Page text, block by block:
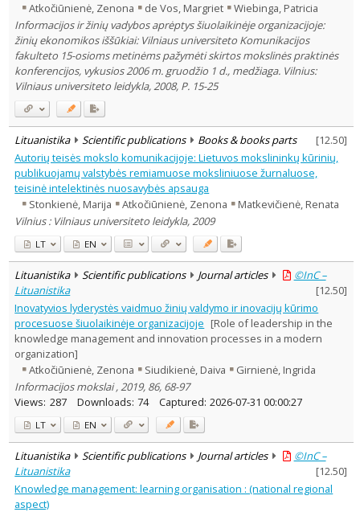
Atkočiūnienė, Zenona
de Vos, Margriet
Wiebinga, Patricia
Informacijos ir žinių vadybos aprėptys šiuolaikinėje organizacijoje:
žinių ekonomikos iššūkiai: Vilniaus universiteto Komunikacijos
fakulteto 15-osioms metinėms pažymėti skirtos mokslinės praktinės
konferencijos, vykusios 2006 m. gruodžio 1 d., medžiaga. Vilnius:
Vilniaus universiteto leidykla, 2008, P. 15-25
Lituanistika Scientific publications Books & books parts [12.50]
Autorių teisės mokslo komunikacijoje: Lietuvos mokslininkų kūrinių,
publikuojamų valstybės remiamuose moksliniuose žurnaluose,
teisinė intelektinės nuosavybės apsauga
Stonkienė, Marija
Atkočiūnienė, Zenona
Matkevičienė, Renata
Vilnius : Vilniaus universiteto leidykla, 2009
LT EN
Lituanistika Scientific publications Journal articles
©InC –
Lituanistika
[12.50]
Inovatyvios lyderystės vaidmuo žinių valdymo ir inovacijų kūrimo
procesuose šiuolaikinėje organizacijoje [Role of leadership in the
knowledge management and innovation processes in a modern
organization]
Atkočiūnienė, Zenona
Siudikienė, Daiva
Girnienė, Ingrida
Informacijos mokslai , 2019, 86, 68-97
Views: 287 Downloads: 74 Captured: 2026-07-31 00:00:27
LT EN
Lituanistika Scientific publications Journal articles
©InC –
Lituanistika
[12.50]
Knowledge management: learning organisation : (national regional
aspect)